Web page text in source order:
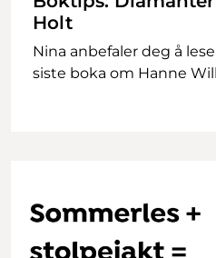
Holt
Nina anbefaler deg å
siste boka om Hanne